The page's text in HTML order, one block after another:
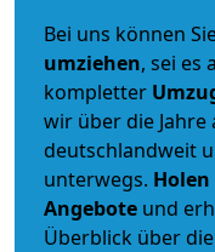
Bei uns können
umziehen, sei es
kompletter
wir über die
deutschlandweit
unterwegs.
Angebote und
Überblick über